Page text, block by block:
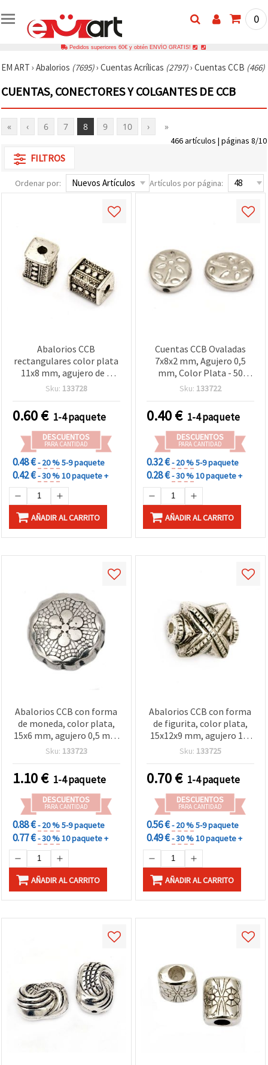
0
Pedidos superiores 60€ y obtén ENVÍO GRATIS!
EM ART › Abalorios (7695)› Cuentas Acrílicas (2797)› Cuentas CCB (466)
CUENTAS, CONECTORES Y COLGANTES DE CCB
« ‹ 6 7 8 9 10 › »
466 artículos | páginas 8/10
FILTROS
Ordenar por: Artículos por página:
Abalorios CCB
rectangulares color plata
11x8 mm, agujero de 2
mm - 10 uds
Sku: 133728
0.60€ 1-4 paquete
DESCUENTOS
PARA CANTIDAD
0.48 €- 20 %5-9 paquete
0.42 €- 30 %10 paquete +
AÑADIR AL CARRITO
Cuentas CCB Ovaladas
7x8x2 mm, Agujero 0,5
mm, Color Plata - 50
Piezas
Sku: 133722
0.40€ 1-4 paquete
DESCUENTOS
PARA CANTIDAD
0.32 €- 20 %5-9 paquete
0.28 €- 30 %10 paquete +
AÑADIR AL CARRITO
Abalorios CCB con forma
de moneda, color plata,
15x6 mm, agujero 0,5 mm
- 5 uds
Sku: 133723
1.10€ 1-4 paquete
DESCUENTOS
PARA CANTIDAD
0.88 €- 20 %5-9 paquete
0.77 €- 30 %10 paquete +
AÑADIR AL CARRITO
Abalorios CCB con forma
de figurita, color plata,
15x12x9 mm, agujero 1,5
mm - 10 piezas
Sku: 133725
0.70€ 1-4 paquete
DESCUENTOS
PARA CANTIDAD
0.56 €- 20 %5-9 paquete
0.49 €- 30 %10 paquete +
AÑADIR AL CARRITO